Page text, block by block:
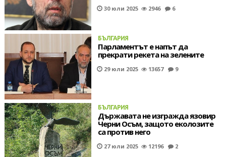
30 юли 2025 2946 6
БЪЛГАРИЯ
Парламентът e напът да
прекрати рекета на зелените
29 юли 2025 13657 9
БЪЛГАРИЯ
Държавата не изгражда язовир
Черни Осъм, защото еколозите
са против него
27 юли 2025 12196 2